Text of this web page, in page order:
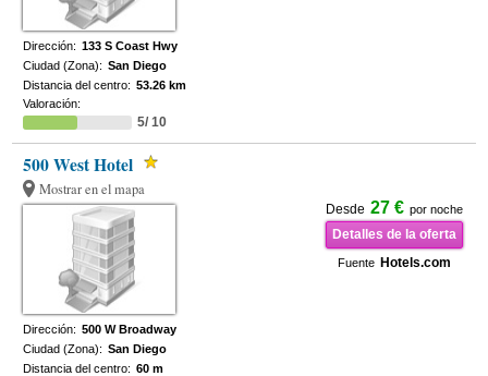
Dirección: 133 S Coast Hwy
Ciudad (Zona): San Diego
Distancia del centro: 53.26 km
Valoración:
5/ 10
500 West Hotel
Mostrar en el mapa
Desde 27 € por noche
Detalles de la oferta
Fuente Hotels.com
Dirección: 500 W Broadway
Ciudad (Zona): San Diego
Distancia del centro: 60 m